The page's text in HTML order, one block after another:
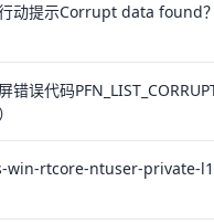
动提示Corrupt data found
错误代码
win-rtcore-ntuser-private-